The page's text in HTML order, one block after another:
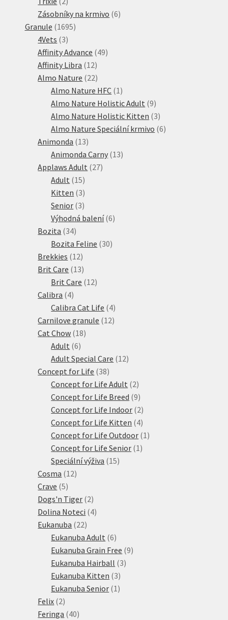
produkty
Zásobníky na krmivo 66
Granule 16951695
4Vets 33
produkty
Affinity Advance 4949
Affinity Libra 1212
produktů
Almo Nature 2222
produktů
Almo Nature HFC 1 1
produkt
Almo Nature Holistic Adult 99
produktů
Almo Nature Holistic Kitten 33
produkty
Almo Nature Speciální krmivo 66
Animonda 1313
produktů
Animonda Carny 1313
Applaws Adult 2727
Adult 1515
produktů
Kitten 33
produkty
Senior 33
produkty
Výhodná balení 66
Bozita 3434
produktů
Bozita Feline 3030
Brekkies 1212
produktů
Brit Care 1313
produktů
Brit Care 1212
Calibra 44
produkty
Calibra Cat Life 44
produkty
Carnilove granule 1212
Cat Chow 1818
Adult 66
produktů
Adult Special Care 1212
Concept for Life 3838
produktů
Concept for Life Adult 22
produkty
Concept for Life Breed 99
produktů
Concept for Life Indoor 22
produkty
Concept for Life Kitten 44
produkty
Concept for Life Outdoor 1 1
Concept for Life Senior 1 1
Speciální výživa 1515
Cosma 1212
Crave 55
produktů
Dogs'n Tiger 22
produkty
Dolina Noteci 44
Eukanuba 2222
produktů
Eukanuba Adult 66
produktů
Eukanuba Grain Free 99
Eukanuba Hairball 33
Eukanuba Kitten 33
produkty
Eukanuba Senior 1 1
Felix 22
produkty
Feringa 4040